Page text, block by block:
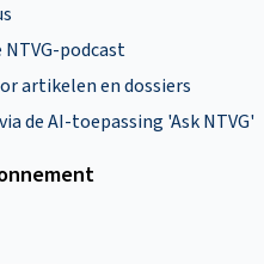
podcast
artikelen en dossiers
de AI-toepassing 'Ask NTVG'